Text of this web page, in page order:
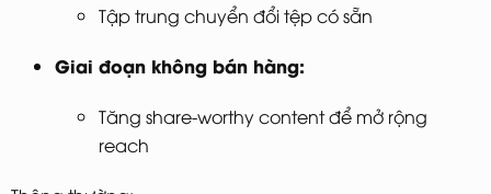
Tập trung chuyển đổi tệp có sẵn
Giai đoạn không bán hàng:
Tăng share-worthy content để mở rộng
reach